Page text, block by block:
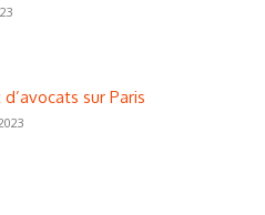
sur Paris